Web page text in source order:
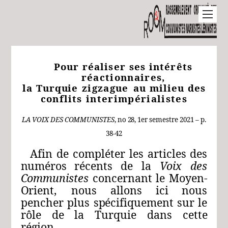
Pour réaliser ses intérêts
réactionnaires,
la Turquie zigzague au milieu des
conflits interimpérialistes
LA VOIXDESCOMMUNISTES, no 28, 1ersemestre2021 – p.
38-42
Afin de compléter les articles des
numéros récents de la Voix
des
Communistes concernant le Moyen-
Orient,
nous allons ici
nous
pencher plus spécifiquement sur le
rôle de laTurquiedans
cette